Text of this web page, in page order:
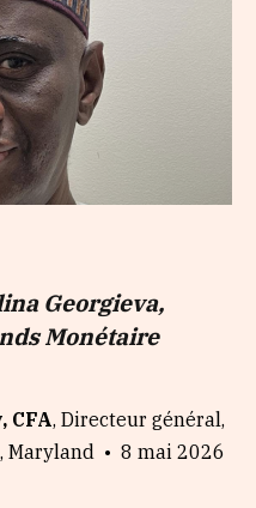
Georgieva,
Monétaire
CFA, Directeur général,
Maryland • 8 mai 2026